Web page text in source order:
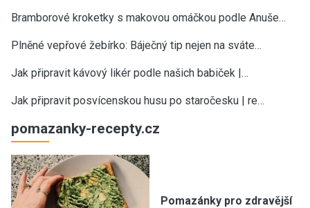
Bramborové kroketky s makovou omáčkou podle Anuše…
Plněné vepřové žebírko: Báječný tip nejen na sváte…
Jak připravit kávový likér podle našich babiček |…
Jak připravit posvícenskou husu po staročesku | re…
pomazanky-recepty.cz
Pomazánky pro zdravější